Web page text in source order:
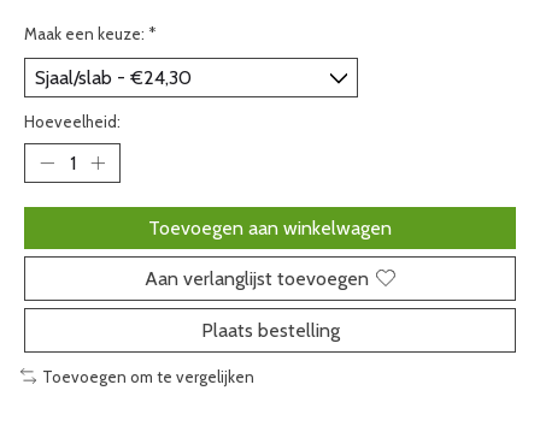
Maak een keuze: *
Hoeveelheid:
Toevoegen aan winkelwagen
Aan verlanglijst toevoegen
Plaats bestelling
Toevoegen om te vergelijken